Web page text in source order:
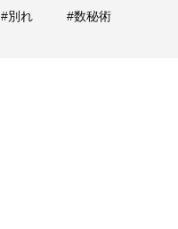
#別れ #数秘術